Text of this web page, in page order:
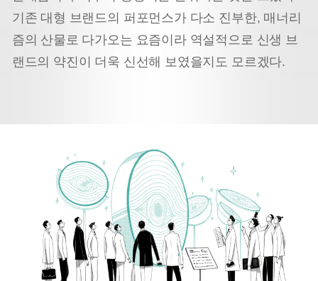
기존 대형 브랜드의 퍼포먼스가 다소 진부한, 매너리
즘의 산물로 다가오는 요즘이라 역설적으로 신생 브
랜드의 약진이 더욱 신선해 보였을지도 모르겠다.